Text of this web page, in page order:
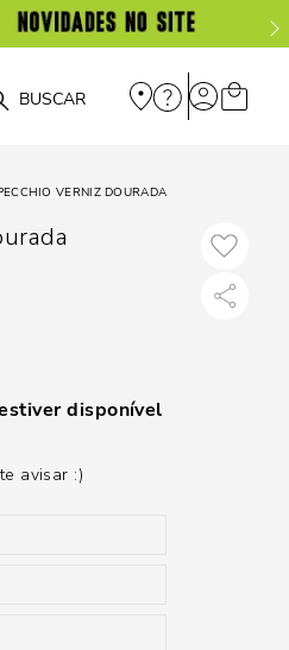
VERNIZ DOURADA
disponível
avisar :)